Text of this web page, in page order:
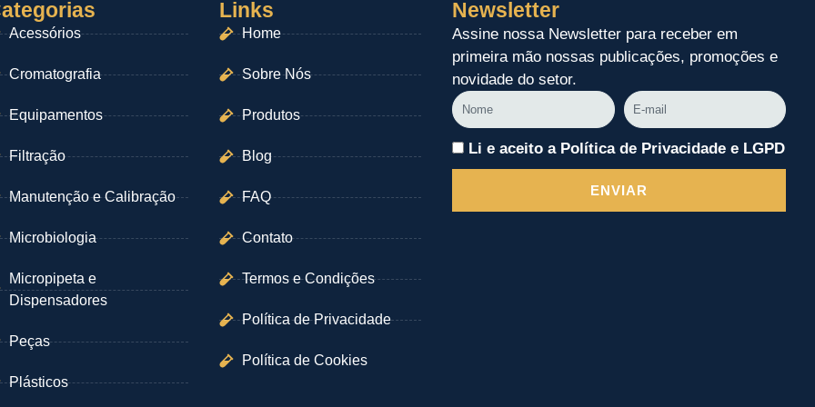
Acessórios
Cromatografia
Equipamentos
Filtração
Manutenção e Calibração
Microbiologia
Micropipeta e
Dispensadores
Peças
Plásticos
Links
Home
Sobre Nós
Produtos
Blog
FAQ
Contato
Termos e Condições
Política de Privacidade
Política de Cookies
Newsletter
Assine nossa Newsletter para receber em
primeira mão nossas publicações, promoções e
novidade do setor.
Nome
E-
mail
Li e aceito a Política de Privacidade e LGPD
ENVIAR